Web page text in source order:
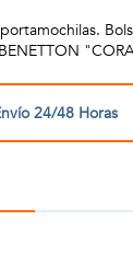
24/48 Horas